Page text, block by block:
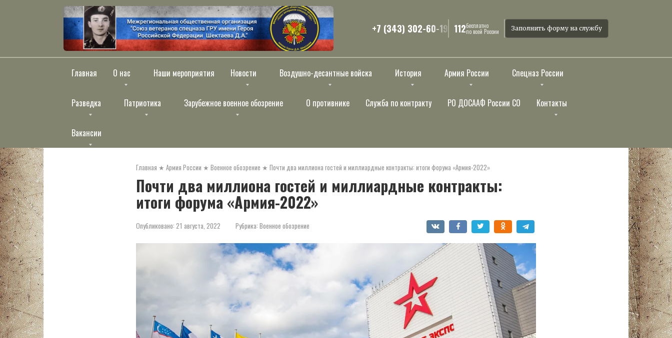
+7 (343) 302-60-19 112бесплатно
по всей России Заполнить форму на службу
Главная О нас Наши мероприятия Новости Воздушно-десантные войска История Армия России Спецназ России
Разведка Патриотика Зарубежное военное обозрение О противнике Служба по контракту РО ДОСААФ России СО Контакты
Вакансии
Главная ★ Армия России ★ Военное обозрение ★ Почти два миллиона гостей и миллиардные контракты: итоги форума «Армия-2022»
Почти два миллиона гостей и миллиардные контракты:
итоги форума «Армия-2022»
Опубликовано: 21 августа, 2022 Рубрика: Военное обозрение